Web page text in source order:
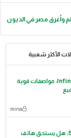
وأغرق مصر في الديون
الأكثر شعبية
مراجعة هاتف Infinix Smart 20: مواصفات قوية
mina
Samsung Galaxy A37 5G: هل يستحق هاتف